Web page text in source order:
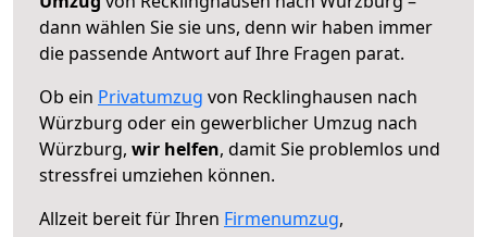
dann wählen Sie sie uns, denn wir haben immer
die passende Antwort auf Ihre Fragen parat.
Ob ein Privatumzug von Recklinghausen nach
Würzburg oder ein gewerblicher Umzug nach
Würzburg, wir helfen, damit Sie problemlos und
stressfrei umziehen können.
Allzeit bereit für Ihren Firmenumzug,